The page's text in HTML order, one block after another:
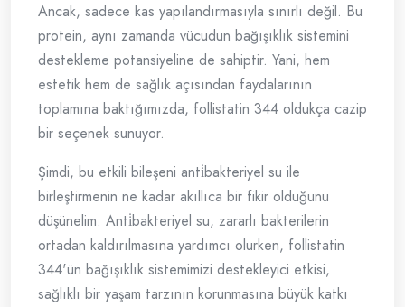
Ancak, sadece kas yapılandırmasıyla sınırlı değil. Bu
protein, aynı zamanda vücudun bağışıklık sistemini
destekleme potansiyeline de sahiptir. Yani, hem
estetik hem de sağlık açısından faydalarının
toplamına baktığımızda, follistatin 344 oldukça cazip
bir seçenek sunuyor.
Şimdi, bu etkili bileşeni anti̇bakteriyel su ile
birleştirmenin ne kadar akıllıca bir fikir olduğunu
düşünelim. Anti̇bakteriyel su, zararlı bakterilerin
ortadan kaldırılmasına yardımcı olurken, follistatin
344'ün bağışıklık sistemimizi destekleyici etkisi,
sağlıklı bir yaşam tarzının korunmasına büyük katkı